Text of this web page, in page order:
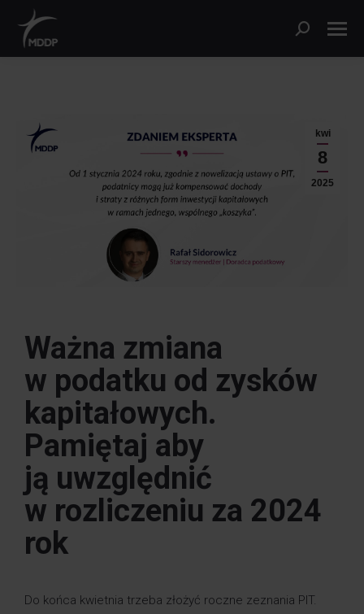
kwi
8
2025
Ważna zmiana
w podatku od zysków
kapitałowych.
Pamiętaj aby
ją uwzględnić
w rozliczeniu za 2024
rok
Do końca kwietnia trzeba złożyć roczne zeznania PIT.